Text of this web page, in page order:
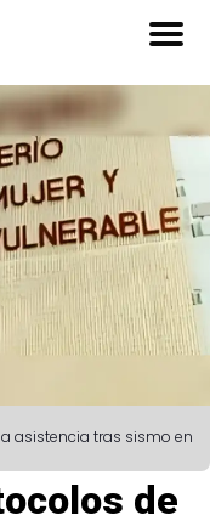
asistencia tras sismo en
de